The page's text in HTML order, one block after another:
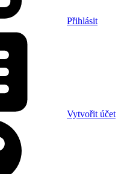
Přihlásit
Vytvořit účet